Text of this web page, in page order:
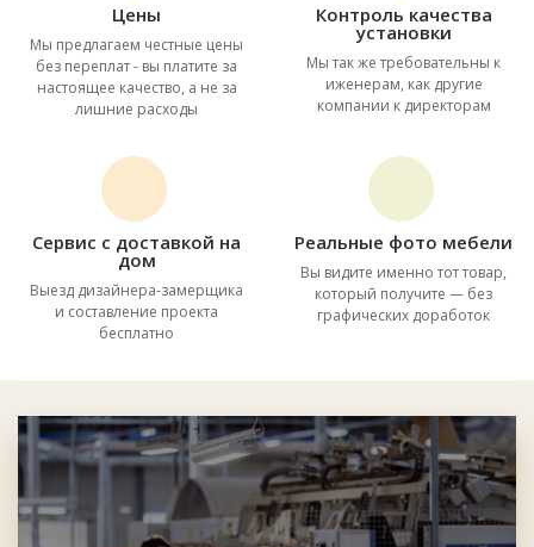
Цены
Мы предлагаем честные цены
без переплат - вы платите за
настоящее качество, а не за
лишние расходы
Контроль качества
установки
Мы так же требовательны к
иженерам, как другие
компании к директорам
Сервис с доставкой на
дом
Выезд дизайнера-замерщика
и составление проекта
бесплатно
Реальные фото мебели
Вы видите именно тот товар,
который получите — без
графических доработок